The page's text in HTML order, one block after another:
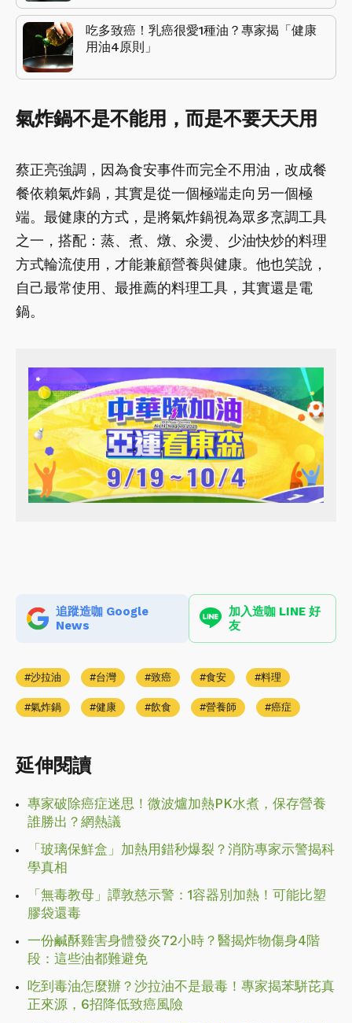
吃多致癌！乳癌很愛1種油？專家揭「健康
用油4原則」
氣炸鍋不是不能用，而是不要天天用
蔡正亮強調，因為食安事件而完全不用油，改成餐
餐依賴氣炸鍋，其實是從一個極端走向另一個極
端。最健康的方式，是將氣炸鍋視為眾多烹調工具
之一，搭配：蒸、煮、燉、汆燙、少油快炒的料理
方式輪流使用，才能兼顧營養與健康。他也笑說，
自己最常使用、最推薦的料理工具，其實還是電
鍋。
追蹤造咖 Google
News
加入造咖 LINE 好
友
沙拉油 台灣 致癌 食安 料理
氣炸鍋 健康 飲食 營養師 癌症
延伸閱讀
專家破除癌症迷思！微波爐加熱PK水煮，保存營養
誰勝出？網熱議
「玻璃保鮮盒」加熱用錯秒爆裂？消防專家示警揭科
學真相
「無毒教母」譚敦慈示警：1容器別加熱！可能比塑
膠袋還毒
一份鹹酥雞害身體發炎72小時？醫揭炸物傷身4階
段：這些油都難避免
吃到毒油怎麼辦？沙拉油不是最毒！專家揭苯駢芘真
正來源，6招降低致癌風險